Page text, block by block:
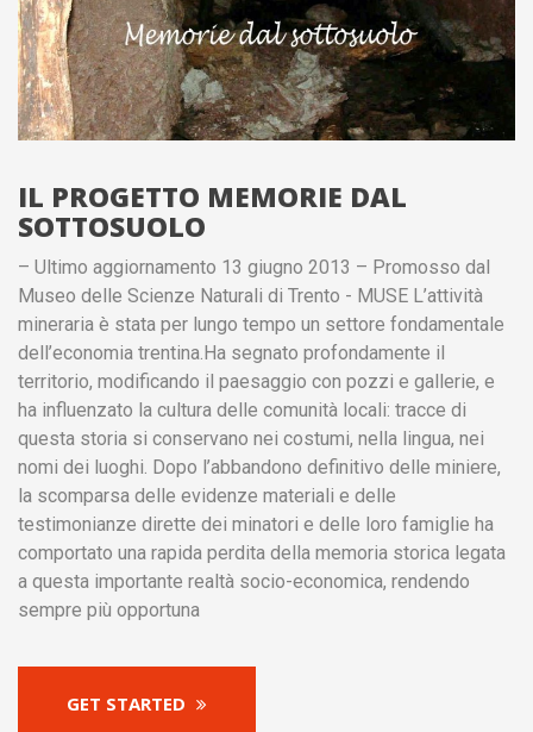
IL PROGETTO MEMORIE DAL
SOTTOSUOLO
– Ultimo aggiornamento 13 giugno 2013 – Promosso dal
Museo delle Scienze Naturali di Trento - MUSE L’attività
mineraria è stata per lungo tempo un settore fondamentale
dell’economia trentina.Ha segnato profondamente il
territorio, modificando il paesaggio con pozzi e gallerie, e
ha influenzato la cultura delle comunità locali: tracce di
questa storia si conservano nei costumi, nella lingua, nei
nomi dei luoghi. Dopo l’abbandono definitivo delle miniere,
la scomparsa delle evidenze materiali e delle
testimonianze dirette dei minatori e delle loro famiglie ha
comportato una rapida perdita della memoria storica legata
a questa importante realtà socio-economica, rendendo
sempre più opportuna
GET STARTED